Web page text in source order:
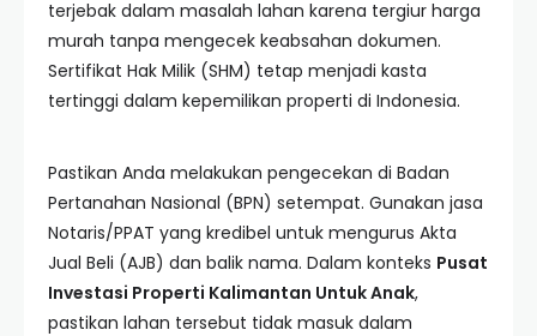
terjebak dalam masalah lahan karena tergiur harga
murah tanpa mengecek keabsahan dokumen.
Sertifikat Hak Milik (SHM) tetap menjadi kasta
tertinggi dalam kepemilikan properti di Indonesia.
Pastikan Anda melakukan pengecekan di Badan
Pertanahan Nasional (BPN) setempat. Gunakan jasa
Notaris/PPAT yang kredibel untuk mengurus Akta
Jual Beli (AJB) dan balik nama. Dalam konteks Pusat
Investasi Properti Kalimantan Untuk Anak,
pastikan lahan tersebut tidak masuk dalam